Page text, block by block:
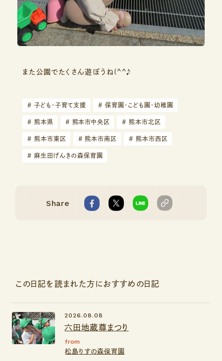
また公園でたくさん遊ぼうね(^^♪
# 子ども・子育て支援 # 保育園・こども園・幼稚園
# 熊本県 # 熊本市中央区 # 熊本市北区
# 熊本市東区 # 熊本市南区 # 熊本市西区
# 麻生田げんきの森保育園
Share
この日記を読まれた方におすすめの日記
六田地蔵尊まつり
2026.08.08
from
松島りすの森保育園